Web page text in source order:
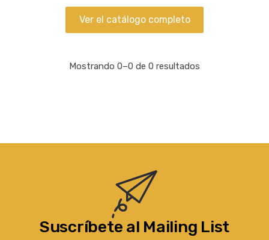
Ver el catálogo completo
Mostrando 0–0 de 0 resultados
Suscríbete al Mailing List